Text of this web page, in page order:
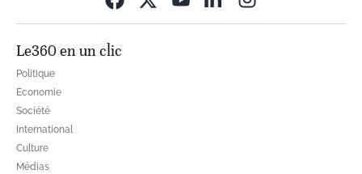
Le360 en un clic
Politique
Economie
Société
International
Culture
Médias